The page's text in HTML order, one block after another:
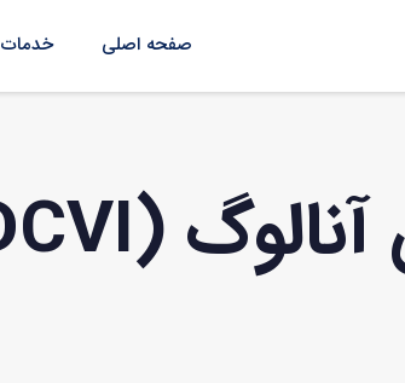
صفحه اصلی خدمات